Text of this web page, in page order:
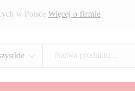
w Polsce Więcej o firmie